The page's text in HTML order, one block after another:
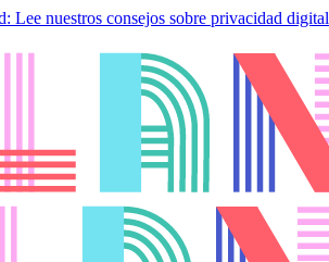
Lee nuestros consejos sobre privacidad digital